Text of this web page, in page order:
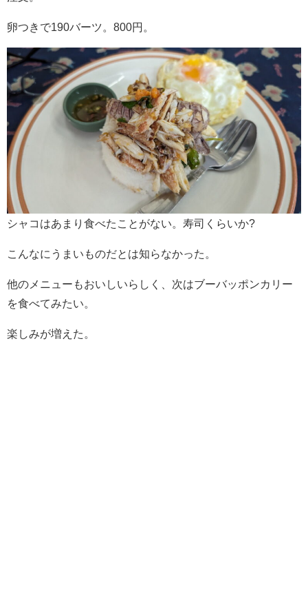
卵つきで190バーツ。800円。
シャコはあまり食べたことがない。寿司くらいか?
こんなにうまいものだとは知らなかった。
他のメニューもおいしいらしく、次はブーバッポンカリー
を食べてみたい。
楽しみが増えた。